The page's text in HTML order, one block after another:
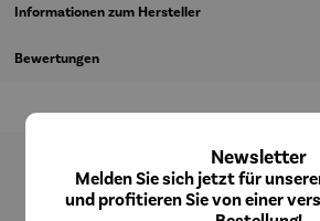
Informationen zum Hersteller
Bewertungen
Produktgalerie überspringen
Newsletter
Melden Sie sich jetzt für
und profitieren Sie von einer